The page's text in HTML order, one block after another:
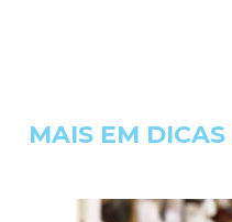
MAIS EM